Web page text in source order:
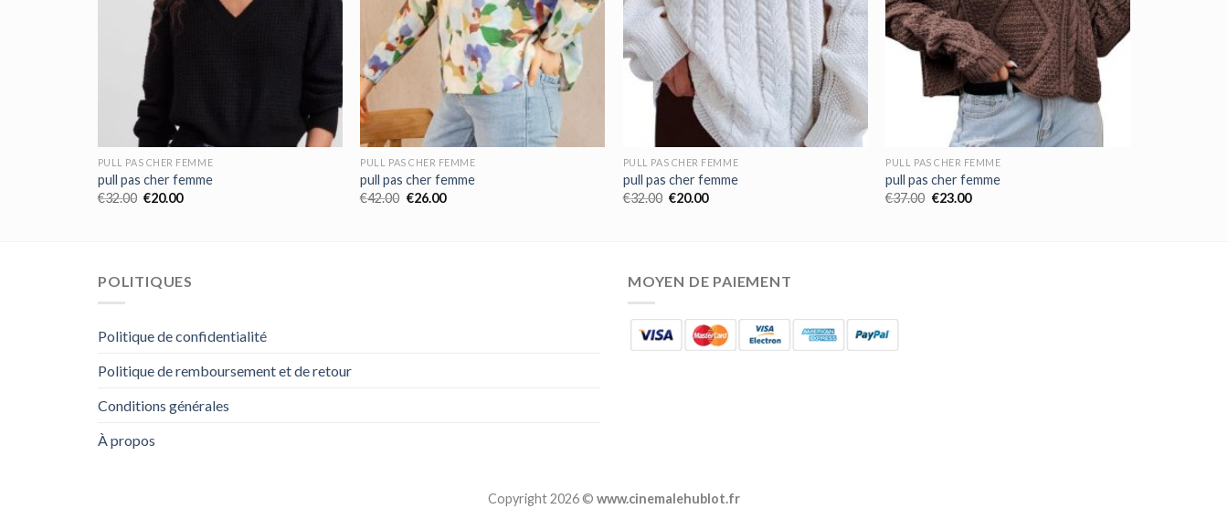
PULL PAS CHER FEMME
pull pas cher femme
€32.00 €20.00
PULL PAS CHER FEMME
pull pas cher femme
€42.00 €26.00
PULL PAS CHER FEMME
pull pas cher femme
€32.00 €20.00
PULL PAS CHER FEMME
pull pas cher femme
€37.00 €23.00
POLITIQUES
Politique de confidentialité
Politique de remboursement et de retour
Conditions générales
À propos
MOYEN DE PAIEMENT
Copyright 2026 © www.cinemalehublot.fr